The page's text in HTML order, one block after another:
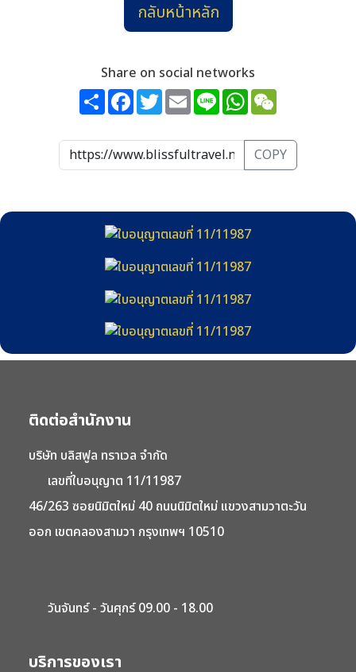
กลับหน้าหลัก
Share on social networks
ShareFacebook
TwitterEmailLine WhatsApp
COPY
ติดต่อสำนักงาน
บริษัท บลิสฟูล ทราเวล จำกัด
เลขที่ใบอนุญาต 11/11987
46/263 ซอยนิมิตใหม่ 40 ถนนนิมิตใหม่ แขวงสามวาตะวัน
ออก เขตคลองสามวา กรุงเทพฯ 10510
วันจันทร์ - วันศุกร์ 09.00 - 18.00
บริการของเรา